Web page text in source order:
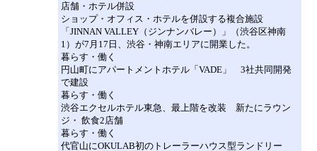
店舗・ホテル併設
ショップ・オフィス・ホテルを併設する複合施設
「JINNAN VALLEY（ジンナンバレー）」（渋谷区神南
1）が7月17日、渋谷・神南エリアに開業した。
暮らす・働く
円山町にアパートメントホテル「VADE」 3社共同開発
で建設
暮らす・働く
渋谷エクセルホテル東急、最上階を改装 新たにラウン
ジ・ 飲食2店舗
暮らす・働く
代官山にOKULAB初のトレーラーハウス型ランドリー